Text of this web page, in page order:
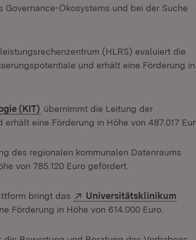
Ökosystems und bei der Suche
neuem Fenster)
(HLRS) evaluiert die
und erhält eine Förderung in
(KIT) (Öffnet in neuem Fenster)
übernimmt die Leitung der
eine Förderung in Höhe von 487.017
Fenster)
des regionalen kommunalen Datenraums
von 785.120 Euro gefördert.
bringt das Extern:
Universitätsklinikum
Förderung in Höhe von 614.000 Euro.
neuem Fenster)